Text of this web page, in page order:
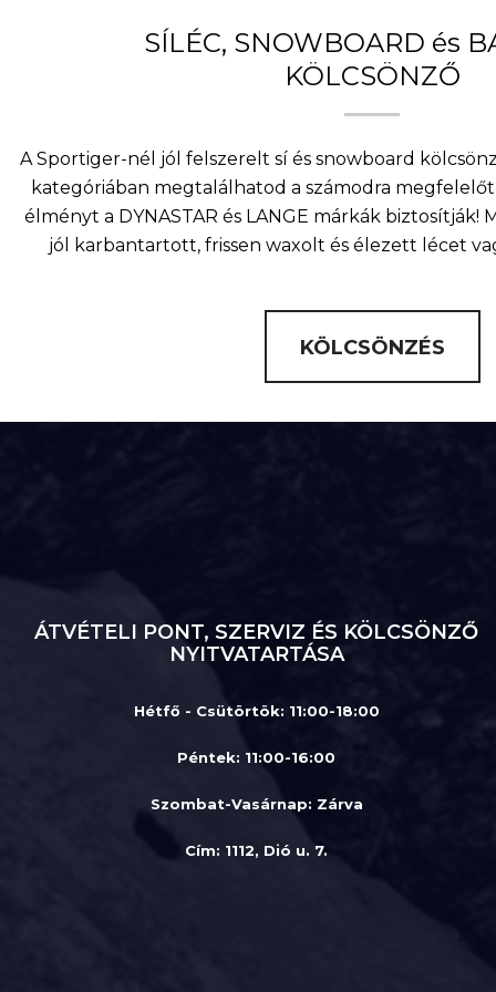
SÍLÉC, SNOWBOARD és
KÖLCSÖNZŐ
A Sportiger-nél jól felszerelt sí és snowboard
kategóriában megtalálhatod a számodra
élményt a DYNASTAR és LANGE márkák biztosítják!
jól karbantartott, frissen waxolt és élezett lécet
KÖLCSÖNZÉS
ÁTVÉTELI PONT, SZERVIZ ÉS KÖLCSÖNZŐ
NYITVATARTÁSA
Hétfő - Csütörtök: 11:00-18:00
Péntek: 11:00-16:00
Szombat-Vasárnap: Zárva
Cím: 1112, Dió u. 7.